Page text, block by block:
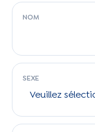
NOM
SEXE